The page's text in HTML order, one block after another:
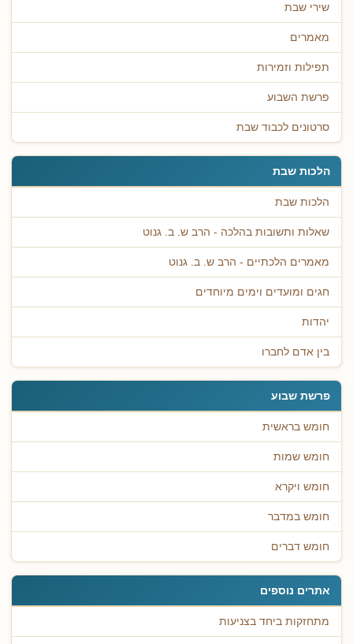
שירי שבת
מאמרים
תפילות וזמירות
פרשת השבוע
סרטונים לכבוד שבת
הלכות שבת
הלכות שבת
שאלות ותשובות בהלכה - הרב ש. ב. גנוט
מאמרים הלכתיים - הרב ש. ב. גנוט
חגים ומועדים וימים מיוחדים
יהדות
בין אדם לחברו
פרשת שבוע
חומש בראשית
חומש שמות
חומש ויקרא
חומש במדבר
חומש דברים
אתרים נוספים
מתחזקות ביחד בצניעות